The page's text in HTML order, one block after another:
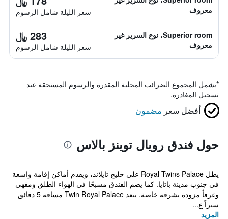
معروف
سعر الليلة شامل الرسوم
Superior room، نوع السرير غير
معروف
283 ﷼
سعر الليلة شامل الرسوم
*يشمل المجموع الضرائب المحلية المقدرة والرسوم المستحقة عند
تسجيل المغادرة.
أفضل سعر مضمون
حول فندق رويال توينز بالاس
يطل Royal Twins Palace على خليج تايلاند، ويقدم أماكن إقامة واسعة
في جنوب مدينة باتايا. كما يضم الفندق مسبحًا في الهواء الطلق ومقهى
وغرفاً مزودة بشرفة خاصة. يبعد Twin Royal Palace مسافة 5 دقائق
سيراً ع...
المزيد